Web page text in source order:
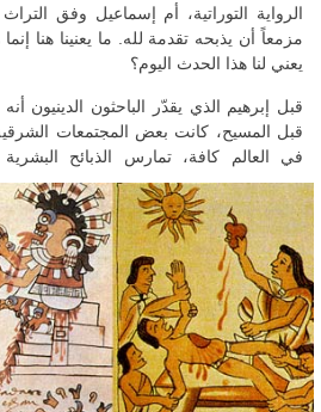
الرواية التوراتية، أم إسماعيل وفق
مزمعاً أن يذبحه تقدمة لله. ما يعنينا هنا
يعني لنا هذا الحدث اليوم؟
قبل إبرهيم الذي يقدّر الباحثون الدينيون
قبل المسيح، كانت بعض المجتمعات
في العالم كافة، تمارس الذبائح